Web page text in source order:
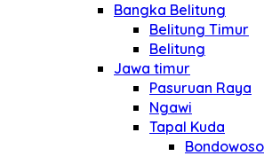
Bangka Belitung
Belitung Timur
Belitung
Jawa timur
Pasuruan Raya
Ngawi
Tapal Kuda
Bondowoso